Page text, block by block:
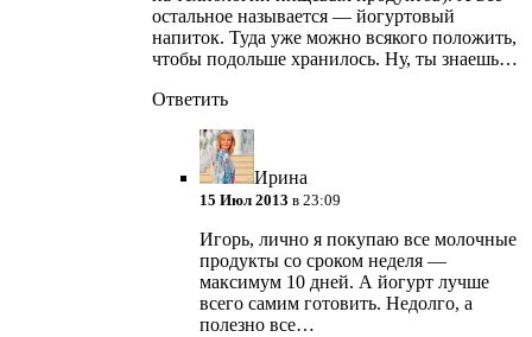
остальное называется — йогуртовый
напиток. Туда уже можно всякого положить,
чтобы подольше хранилось. Ну, ты знаешь…
Ответить
Ирина
15 Июл 2013 в 23:09
Игорь, лично я покупаю все молочные
продукты со сроком неделя —
максимум 10 дней. А йогурт лучше
всего самим готовить. Недолго, а
полезно все…